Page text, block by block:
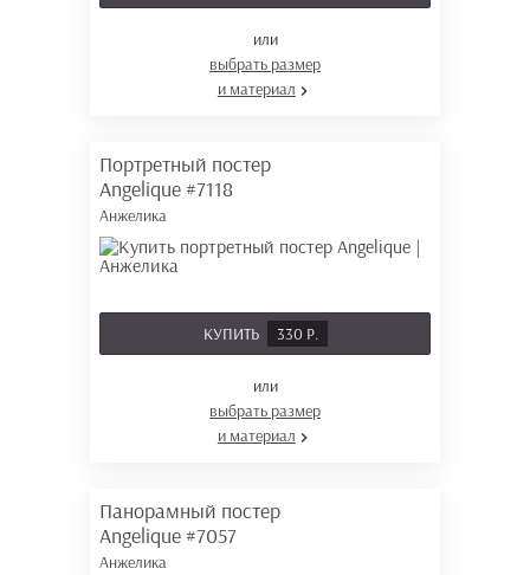
или
выбрать размер
и материал
Портретный постер
Angelique #7118
Анжелика
КУПИТЬ 330 Р.
или
выбрать размер
и материал
Панорамный постер
Angelique #7057
Анжелика